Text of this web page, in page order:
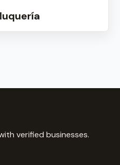
verified businesses.